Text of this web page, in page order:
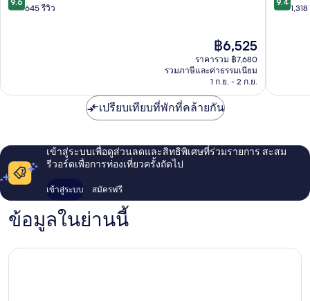
ย่าน
จาก645 รีวิว
ราคา
ปัจจุบัน
คือ
฿6,525
฿6,525
ราคารวม ฿7,680
รวมภาษีและค่าธรรมเนียม
1 ก.ย. - 2 ก.ย.
ย่าน
จาก
เปรียบเทียบที่พักที่คล้ายกัน
เข้าสู่ระบบเพื่อดูส่วนลดและสิทธิพิเศษที่ร่วมรายการ สะสม
รีวอร์ดเพื่อการท่องเที่ยวครั้งถัดไป
เข้าสู่ระบบ สมัครฟรี
ข้อมูลในย่านนี้